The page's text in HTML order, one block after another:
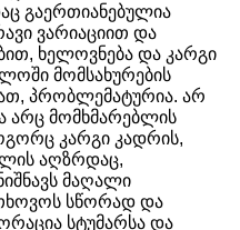
გაერთიანებულია
ვარიაციით და
ხელოვნება და კარგი
მომსახურების
პრობლემატურია. არ
არც მომხმარებლის
კარგი კადრის,
აღზრდაც,
მაღალი
სწორად და
სტუმარსა და